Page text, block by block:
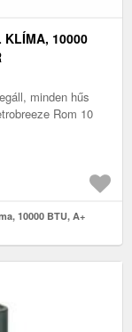
KLÍMA, 10000
minden hűs
Rom 10
10000 BTU, A+